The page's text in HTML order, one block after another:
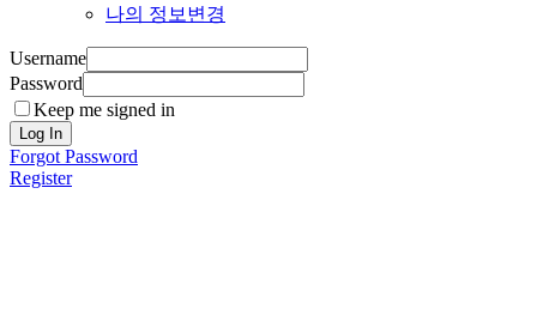
나의 정보변경
Username
Password
Keep me signed in
Log In
Forgot Password
Register